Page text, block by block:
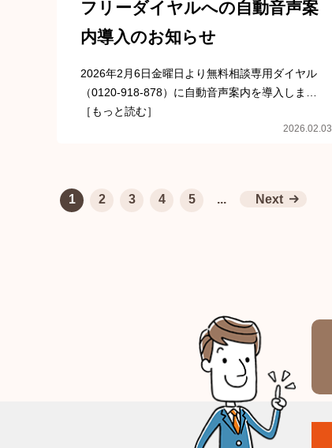
フリーダイヤルへの自動音声案
内導入のお知らせ
2026年2月6日金曜日より無料相談専用ダイヤル
（0120-918-878）に自動音声案内を導入しま…
［もっと読む］
2026.02.03
1 2 3 4 5 ... Next